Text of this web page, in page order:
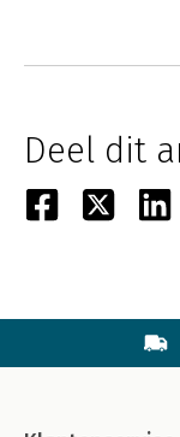
Deel dit